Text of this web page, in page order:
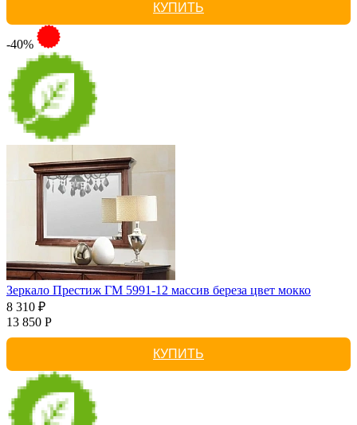
КУПИТЬ
-40%
Зеркало Престиж ГМ 5991-12 массив береза цвет мокко
8 310 ₽
13 850 Р
КУПИТЬ